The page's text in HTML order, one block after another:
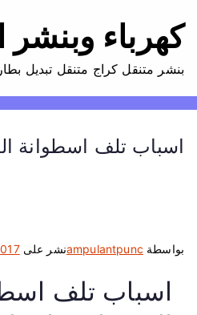
إ
كهرباء وبنشر
بنشر متنقل كراج متنقل تبديل
اسباب تلف اسطوانة
بواسطة ampulantpuncنشر على
اسباب تلف